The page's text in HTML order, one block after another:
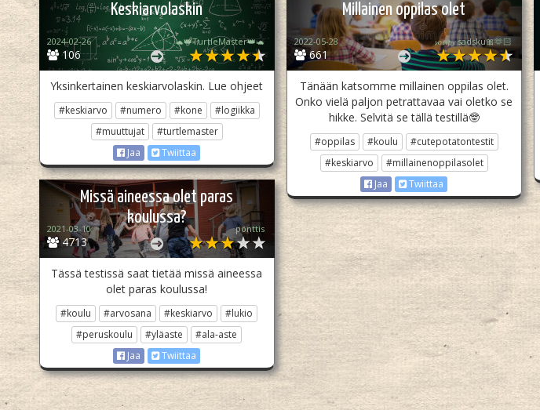
Keskiarvolaskin
106
2024-02-26 🐢👑TurtleMaster👑🐢
Yksinkertainen keskiarvolaskin. Lue ohjeet
#keskiarvo #numero #kone
#logiikka
#muuttujat
#turtlemaster
Jaa
Twiittaa
Millainen oppilas olet
661
2022-05-28 𝓼𝓸𝓾𝓹𝔂 sadsku🎀🫶🏻
Tänään katsomme millainen oppilas olet.
Onko vielä paljon petrattavaa vai oletko se
hikke. Selvitä se tällä testillä🤓
#oppilas #koulu
#cutepotatontestit
#keskiarvo
#millainenoppilasolet
Jaa
Twiittaa
Missä aineessa olet paras
koulussa?
4713
2021-03-10 pönttis
Tässä testissä saat tietää missä aineessa
olet paras koulussa!
#koulu #arvosana #keskiarvo
#lukio
#peruskoulu
#yläaste
#ala-aste
Jaa
Twiittaa